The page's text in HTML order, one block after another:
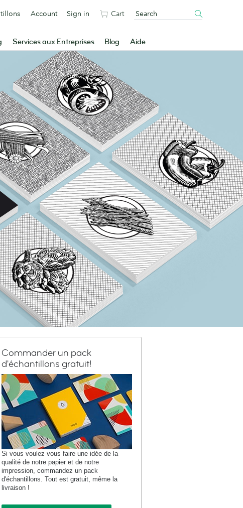
Services aux Entreprises Blog Aide
Account Sign in Cart
Commander un pack
d'échantillons gratuit!
Si vous voulez vous faire une idée de la
qualité de notre papier et de notre
impression, commandez un pack
d'échantillons. Tout est gratuit, même la
livraison !